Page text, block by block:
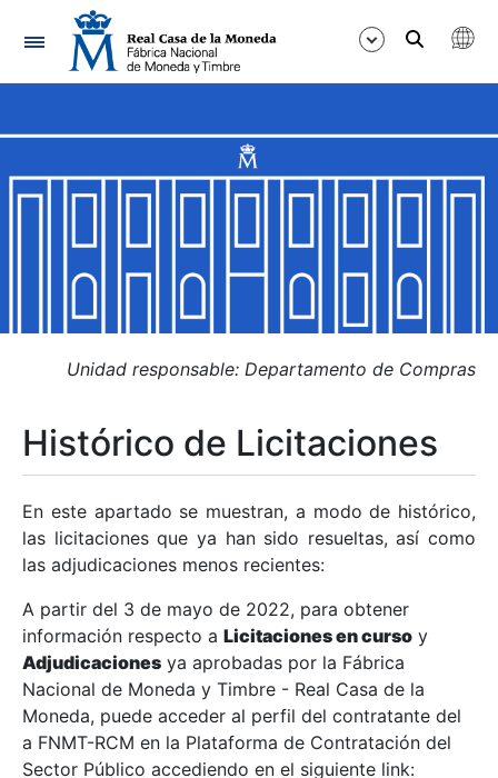
Navegación
Mostrar/Ocultar
Mostrar/Ocultar
Mostrar/Ocultar
Mostrar/Ocultar
Mostrar/Ocultar
Mostrar/Ocultar
Unidad responsable: Departamento de Compras
Histórico de Licitaciones
En este apartado se muestran, a modo de histórico,
las licitaciones que ya han sido resueltas, así como
las adjudicaciones menos recientes:
A partir del 3 de mayo de 2022, para obtener
información respecto a Licitaciones en curso y
Adjudicaciones ya aprobadas por la Fábrica
Nacional de Moneda y Timbre - Real Casa de la
Moneda, puede acceder al perfil del contratante del
a FNMT-RCM en la Plataforma de Contratación del
Sector Público accediendo en el siguiente link: